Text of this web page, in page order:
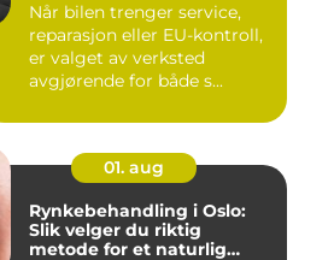
Når bilen trenger service,
reparasjon eller EU-kontroll,
er valget av verksted
avgjørende for både s...
01. aug
Rynkebehandling i Oslo:
Slik velger du riktig
metode for et naturlig